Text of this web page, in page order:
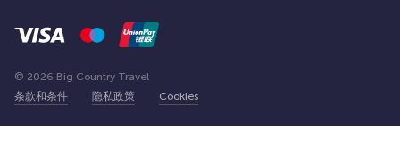
条款和条件 隐私政策 Cookies
© 2026 Big Country Travel